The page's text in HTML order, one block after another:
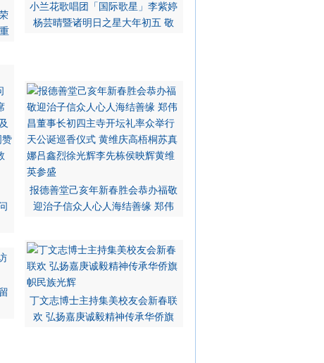
小兰花歌唱团「国际歌星」李紫婷
杨芸晴暨诸明日之星大年初五 敬
报德善堂己亥年新春胜会恭办福敬
迎治子信众人心人海结善缘 郑伟
丁文志博士主持集美校友会新春联
欢 弘扬嘉庚诚毅精神传承华侨旗